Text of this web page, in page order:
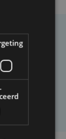
in dit